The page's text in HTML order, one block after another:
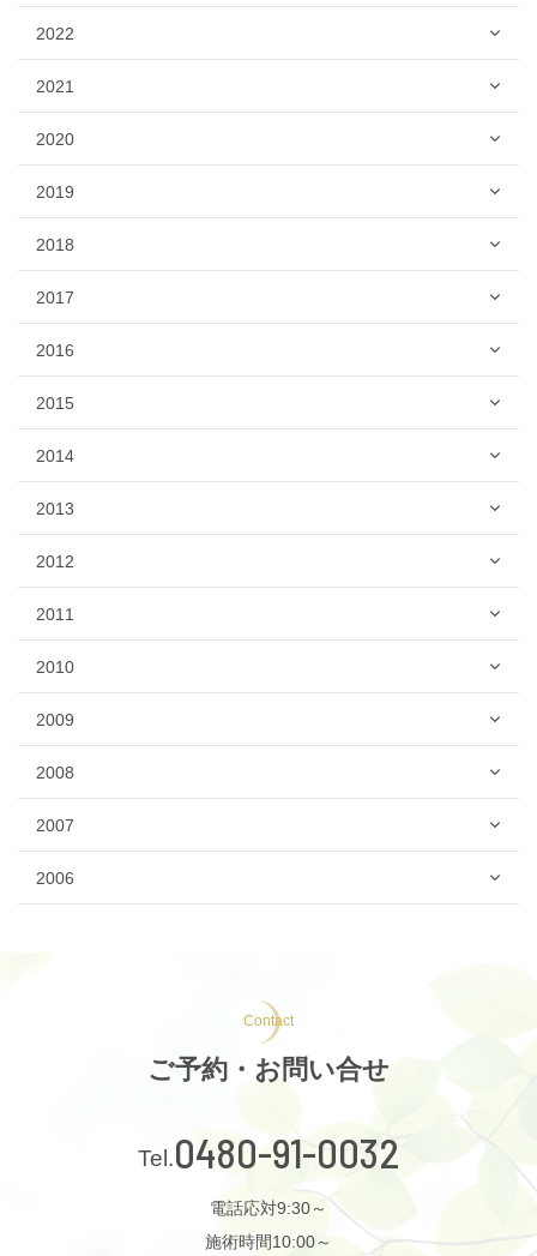
2022
2021
2020
2019
2018
2017
2016
2015
2014
2013
2012
2011
2010
2009
2008
2007
2006
Contact
ご予約・お問い合せ
0480-91-0032
電話応対9:30～
施術時間10:00～